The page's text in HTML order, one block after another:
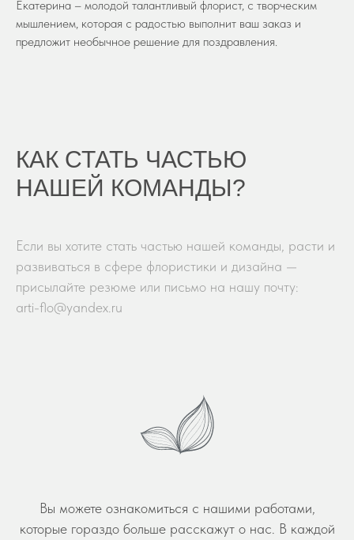
Екатерина – молодой талантливый флорист, с творческим
мышлением, которая с радостью выполнит ваш заказ и
предложит необычное решение для поздравления.
КАК СТАТЬ ЧАСТЬЮ
НАШЕЙ КОМАНДЫ?
Если вы хотите стать частью нашей команды, расти и
развиваться в сфере флористики и дизайна —
присылайте резюме или письмо на нашу почту:
arti-flo@yandex.ru
Вы можете ознакомиться с нашими работами,
которые гораздо больше расскажут о нас. В каждой